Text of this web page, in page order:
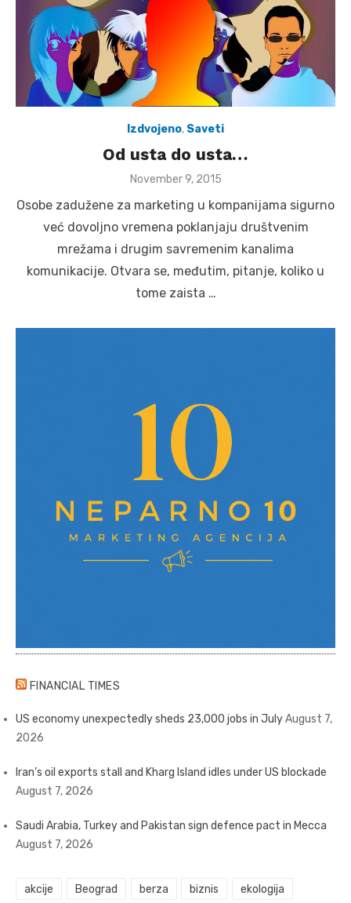
Izdvojeno, Saveti
Od usta do usta…
Posted
November 9, 2015
Osobe zadužene za marketing u kompanijama sigurno
već dovoljno vremena poklanjaju društvenim
mrežama i drugim savremenim kanalima
komunikacije. Otvara se, međutim, pitanje, koliko u
tome zaista …
FINANCIAL TIMES
US economy unexpectedly sheds 23,000 jobs in JulyAugust 7,
2026
Iran’s oil exports stall and Kharg Island idles under US blockade
August 7, 2026
Saudi Arabia, Turkey and Pakistan sign defence pact in Mecca
August 7, 2026
akcije Beograd berza biznis ekologija